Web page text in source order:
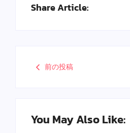
Share Article:
前の投稿
You May Also Like: